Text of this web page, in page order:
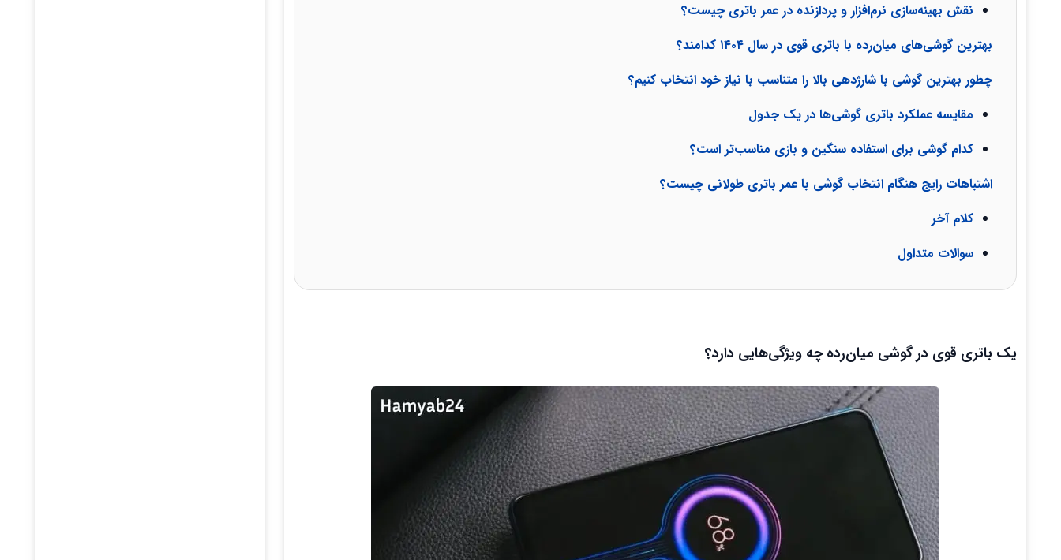
نقش بهینه‌سازی نرم‌افزار و پردازنده در عمر باتری چیست؟
بهترین گوشی‌های میان‌رده با باتری قوی در سال ۱۴۰۴ کدامند؟
چطور بهترین گوشی با شارژدهی بالا را متناسب با نیاز خود انتخاب کنیم؟
مقایسه عملکرد باتری گوشی‌ها در یک جدول
کدام گوشی برای استفاده سنگین و بازی مناسب‌تر است؟
اشتباهات رایج هنگام انتخاب گوشی با عمر باتری طولانی چیست؟
کلام آخر
سوالات متداول
یک باتری قوی در گوشی میان‌رده چه ویژگی‌هایی دارد؟